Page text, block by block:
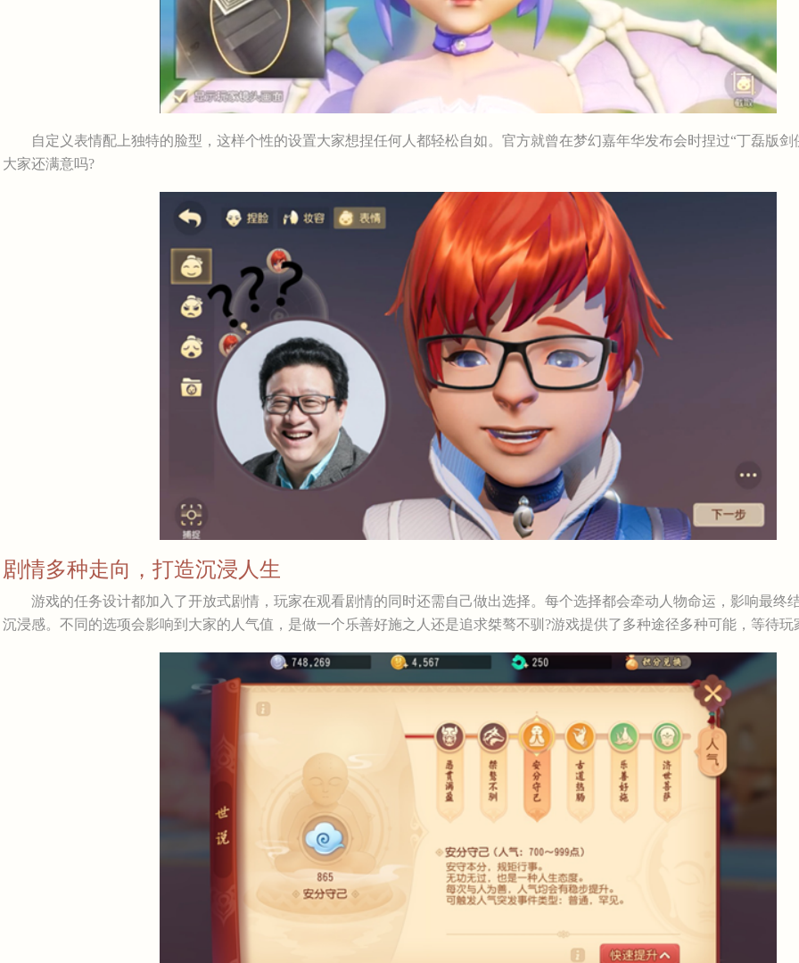
自定义表情配上独特的脸型，这样个性的设置大家想捏任何人都轻松自如。官方就曾在梦幻嘉年华发布会时捏过“丁磊版剑
大家还满意吗?
剧情多种走向，打造沉浸人生
游戏的任务设计都加入了开放式剧情，玩家在观看剧情的同时还需自己做出选择。每个选择都会牵动人物命运，影响最终
沉浸感。不同的选项会影响到大家的人气值，是做一个乐善好施之人还是追求桀骜不驯?游戏提供了多种途径多种可能，等待玩